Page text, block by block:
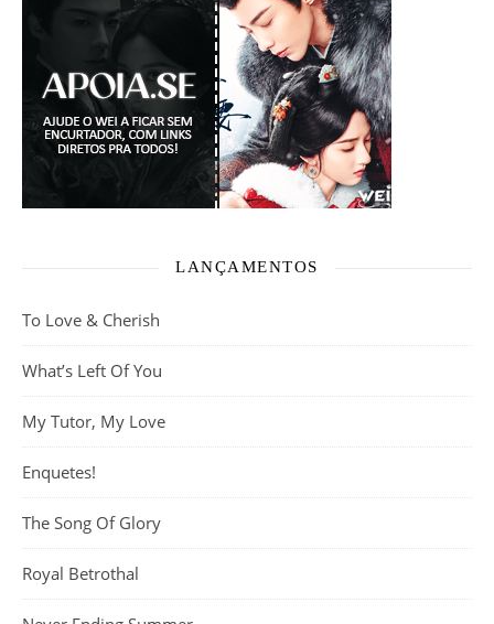
LANÇAMENTOS
To Love & Cherish
What’s Left Of You
My Tutor, My Love
Enquetes!
The Song Of Glory
Royal Betrothal